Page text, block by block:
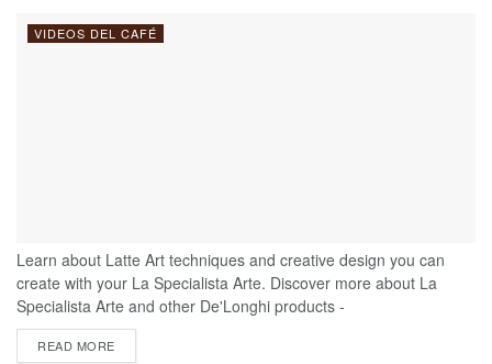
ตลาดหลักทรัพย์ ________________ สั่งซื้อหนังสือ The Invisible
VIDEOS DEL CAFÉ
Learn about Latte Art techniques and creative design you can
create with your La Specialista Arte. Discover more about La
Specialista Arte and other De'Longhi products -
www.delonghi.com Explore the official De'Longhi Youtube channel
- https://www.youtube.com/user/DeLonghiAppliances Esta nota
READ MORE